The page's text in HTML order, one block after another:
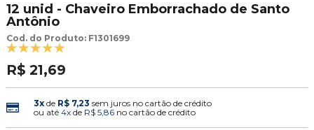
12 unid - Chaveiro Emborrachado de Santo
Antônio
Cod. do Produto: F1301699
R$ 21,69
3xde R$ 7,23 sem juros no cartão de crédito
ou até 4xde R$ 5,86no cartão de crédito